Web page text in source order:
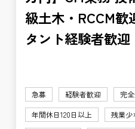
級土木・RCCM
タント経験者歓迎
急募 経験者歓迎
完
年間休日120日以上
残業少